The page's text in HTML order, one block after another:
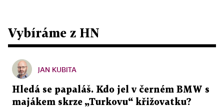
Vybíráme z HN
JAN KUBITA
Hledá se papaláš. Kdo jel v černém BMW s
majákem skrze „Turkovu“ křižovatku?